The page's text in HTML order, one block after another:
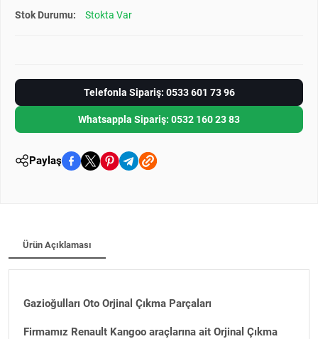
Stok Durumu: Stokta Var
Telefonla Sipariş: 0533 601 73 96
Whatsappla Sipariş: 0532 160 23 83
Paylaş
Ürün Açıklaması
Gazioğulları Oto Orjinal Çıkma Parçaları
Firmamız Renault Kangoo araçlarına ait Orjinal Çıkma